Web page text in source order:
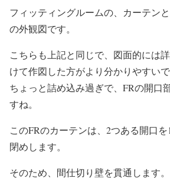
フィッティングルームの、カーテン
の外観図です。
こちらも上記と同じで、図面的には
けて作図した方がより分かりやすいで
ちょっと詰め込み過ぎで、FRの開口
すね。
このFRのカーテンは、2つある開口
閉めします。
そのため、間仕切り壁を貫通します。